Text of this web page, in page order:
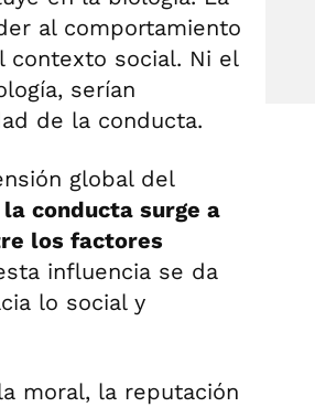
al comportamiento
contexto social. Ni el
serían
de la conducta.
global del
conducta surge a
los factores
influencia se da
lo social y
moral, la reputación